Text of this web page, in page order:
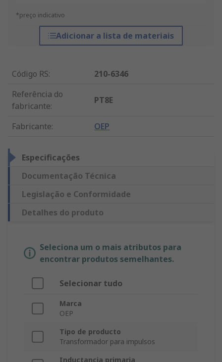
*preço indicativo
Adicionar a lista de materiais
Código RS:
210-6346
Referência do
fabricante:
PT8E
Fabricante: OEP
Especificações
Documentação Técnica
Legislação e Conformidade
Detalhes do produto
Seleciona um o mais atributos para
encontrar produtos semelhantes.
Selecionar tudo
Marca
OEP
Tipo de producto
Transformador para impulsos
Inductancia primaria